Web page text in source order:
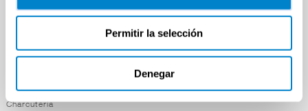
Permitir la selección
Denegar
Alimentación
Desayuno y Merienda
Carnicería
Charcutería